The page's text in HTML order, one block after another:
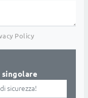
Policy